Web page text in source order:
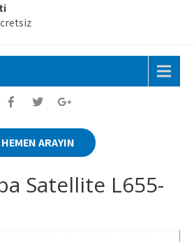
HEMEN ARAYIN
Satellite L655-